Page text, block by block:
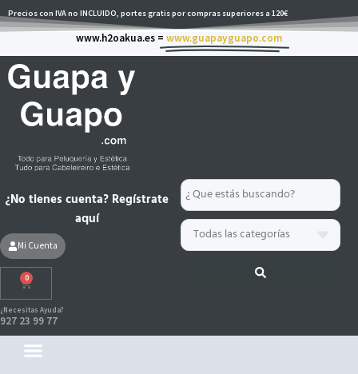
al
Precios con IVA no INCLUIDO, portes gratis por compras superiores a 120€
www.h2oakua.es = www.guapayguapo.com
Search
...
¿No tienes cuenta? Regístrate
aquí
Mi Cuenta
0
Carrito
¿Necesitas Ayuda?
927 23 99 77